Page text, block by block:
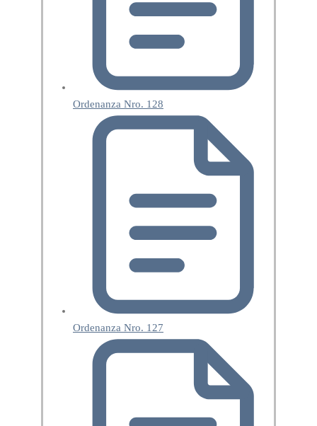
Ordenanza Nro. 128
Ordenanza Nro. 127